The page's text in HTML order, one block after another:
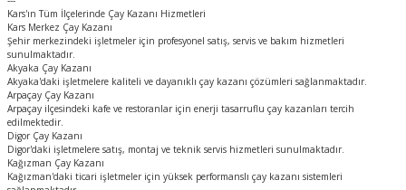
Kars'ın Tüm İlçelerinde Çay Kazanı Hizmetleri
Kars Merkez Çay Kazanı
Şehir merkezindeki işletmeler için profesyonel satış, servis ve bakım hizmetleri
sunulmaktadır.
Akyaka Çay Kazanı
Akyaka'daki işletmelere kaliteli ve dayanıklı çay kazanı çözümleri sağlanmaktadır.
Arpaçay Çay Kazanı
Arpaçay ilçesindeki kafe ve restoranlar için enerji tasarruflu çay kazanları tercih
edilmektedir.
Digor Çay Kazanı
Digor'daki işletmelere satış, montaj ve teknik servis hizmetleri sunulmaktadır.
Kağızman Çay Kazanı
Kağızman'daki ticari işletmeler için yüksek performanslı çay kazanı sistemleri